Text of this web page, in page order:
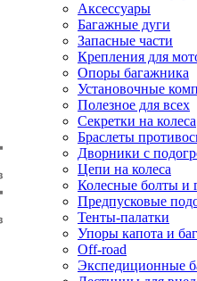
Аксессуары
Багажные дуги
Запасные части
Крепления для
Опоры багажника
Установочные
Полезное для всех
Секретки на колеса
Браслеты
Дворники с
Цепи на колеса
Колесные болты и
Предпусковые
Тенты-палатки
Упоры капота и
Off-road
Экспедиционные